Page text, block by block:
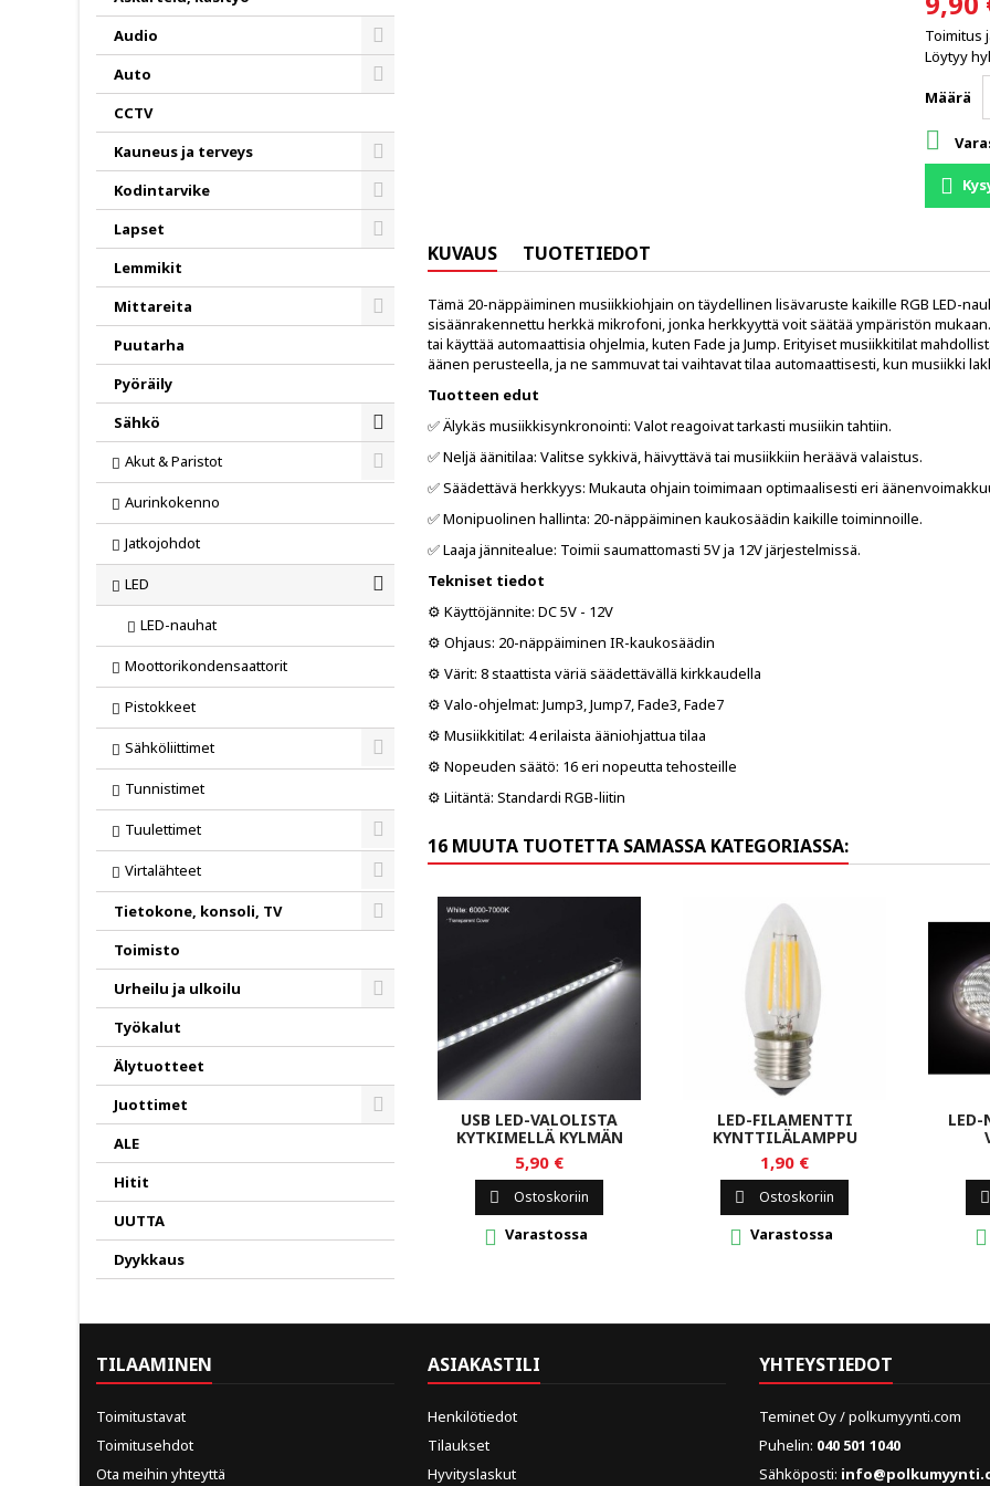
Audio
Toggle
Auto
CCTV
Kauneus ja terveys
Toggle
Kodintarvike
Toggle
Lapset
Toggle
Lemmikit
Mittareita
Toggle
Puutarha
Pyöräily
Sähkö
Toggle
Akut & Paristot
Toggle
Aurinkokenno
Jatkojohdot
LED
Toggle
LED-nauhat
Moottorikondensaattorit
Pistokkeet
Sähköliittimet
Toggle
Tunnistimet
Tuulettimet
Toggle
Virtalähteet
Toggle
Tietokone, konsoli, TV
Toimisto
Urheilu ja ulkoilu
Työkalut
Älytuotteet
Juottimet
ALE
Hitit
UUTTA
Dyykkaus
Toimitus
Löytyy
Määrä

KUVAUS TUOTETIEDOT
Tämä 20-näppäiminen musiikkiohjain on täydellinen lisävaruste kaikille RGB LED-
sisäänrakennettu herkkä mikrofoni, jonka herkkyyttä voit säätää ympäristön
tai käyttää automaattisia ohjelmia, kuten Fade ja Jump. Erityiset musiikkitilat
äänen perusteella, ja ne sammuvat tai vaihtavat tilaa automaattisesti, kun musiikki
Tuotteen edut
✅ Älykäs musiikkisynkronointi: Valot reagoivat tarkasti musiikin tahtiin.
✅ Neljä äänitilaa: Valitse sykkivä, häivyttävä tai musiikkiin heräävä valaistus.
✅ Säädettävä herkkyys: Mukauta ohjain toimimaan optimaalisesti eri
✅ Monipuolinen hallinta: 20-näppäiminen kaukosäädin kaikille toiminnoille.
✅ Laaja jännitealue: Toimii saumattomasti 5V ja 12V järjestelmissä.
Tekniset tiedot
⚙️ Käyttöjännite: DC 5V - 12V
⚙️ Ohjaus: 20-näppäiminen IR-kaukosäädin
⚙️ Värit: 8 staattista väriä säädettävällä kirkkaudella
⚙️ Valo-ohjelmat: Jump3, Jump7, Fade3, Fade7
⚙️ Musiikkitilat: 4 erilaista ääniohjattua tilaa
⚙️ Nopeuden säätö: 16 eri nopeutta tehosteille
⚙️ Liitäntä: Standardi RGB-liitin
16 MUUTA TUOTETTA SAMASSA KATEGORIASSA:
USB LED-VALOLISTA
KYTKIMELLÄ KYLMÄN
VALKOINEN
5,90 €
 Ostoskoriin
 Varastossa
LED-FILAMENTTI
KYNTTILÄLAMPPU
1,90 €
 Ostoskoriin
 Varastossa
LED-


TILAAMINEN
Toimitustavat
Toimitusehdot
Ota meihin yhteyttä
ASIAKASTILI
Henkilötiedot
Tilaukset
Hyvityslaskut
YHTEYSTIEDOT
Teminet Oy / polkumyynti.com
Puhelin: 040 501 1040
Sähköposti: